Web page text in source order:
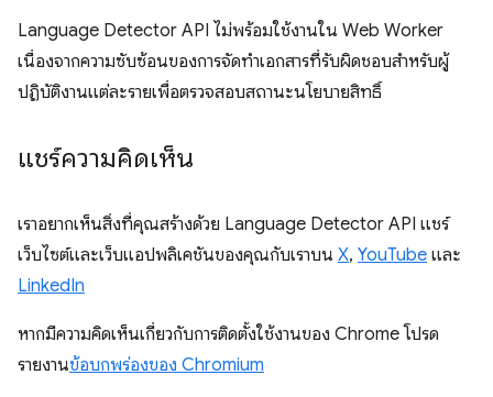
Language Detector API ไม่พร้อมใช้งานใน Web Worker
เนื่องจากความซับซ้อนของการจัดทำเอกสารที่รับผิดชอบสำหรับผู้
ปฏิบัติงานแต่ละรายเพื่อตรวจสอบสถานะนโยบายสิทธิ์
แชร์ความคิดเห็น
เราอยากเห็นสิ่งที่คุณสร้างด้วย Language Detector API แชร์
เว็บไซต์และเว็บแอปพลิเคชันของคุณกับเราบน X, YouTube และ
LinkedIn
หากมีความคิดเห็นเกี่ยวกับการติดตั้งใช้งานของ Chrome โปรด
รายงานข้อบกพร่องของ Chromium